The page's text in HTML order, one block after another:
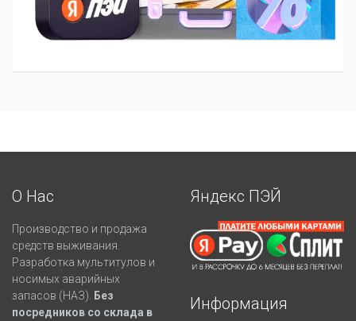
О Нас
Производство и продажа
средств выживания.
Разработка мультитулов и
носимых аварийных
запасов (НАЗ).
Без
посредников со склада в
Яндекс ПЭЙ
Информация